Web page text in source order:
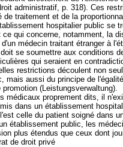
administratif, p. 318). Ces
traitement et de la
hospitalier public se
ce qui concerne, notamment, la
médecin traitant étranger à
se soumettre aux conditions
qui seraient en
restrictions découlent non
mais aussi du principe de
(Leistungsverwaltung).
médicaux proprement dits, il
dans un établissement
celle du patient soigné dans
établissement public, les
plus étendus que ceux dont
de droit privé